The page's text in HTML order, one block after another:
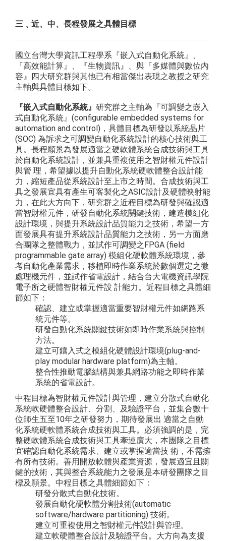
三﹑近、中、長程發展之具體目標
國立台灣大學資訊工程學系『嵌入式自動化系統』、
『高效能計算』、『生物資訊』、與『多媒體與數位內
容』四大研究群與其他已有相當傑出表現之教授之研究
主軸與具體目標如下。
『嵌入式自動化系統』 研究群之主軸為『可調變之嵌入
式自動化系統』(configurable embedded systems for
automation and control)，具體目標為研發以系統晶片
(SOC) 為訴求之可調變自動化系統設計的核心技術與工
具。長程願景為發展適當之硬軟體系統合成技術與工具
於自動化系統設計，並兼具重複使用之智財權元件設計
與管 理，希望據以提升自動化系統硬軟體整合設計能
力，縮短產品從系統設計至上市之時間。合成技術與工
具之發展宜具有產生可客製化之ASIC設計及硬體映射能
力，在此大方向下，研究群之近程目標為研發與確認適
當智財權元件，研發自動化系統關鍵技術，建造模組化
設計環境，與提升系統設計品質能力之技術，希望一方
面發展具有提升系統設計品質能力之技術，另一方面磨
合團隊之整體戰力，並試作可調變之FPGA (field
programmable gate array) 模組化硬軟體系統環境，參
考自動化產業需求，移植即時作業系統於數個選定之微
處理機元件，並試作省電設計，結合台大電機資訊學院
電子所之硬體智財權元件設 計能力。近程目標之具體細
節如下：
確認、建立或掌握適當重要智財權元件如網路系
統元件等。
研發自動化系統關鍵技術如即時作業系統與控制
方法。
建立可鑲入式之模組化硬體設計環境(plug-and-
play modular hardware platform)為主軸。
整合性推動電腦結構與兼具網路功能之即時作業
系統的省電設計。
中程目標為智財權元件設計與管理，建立分散式自動化
系統軟硬體整合設計、分割、及驗證平台，並集合數十
位師生五至10年之研發努力，期待發展出 適當之自動
化系統硬軟體系統合成技術與工具。必須強調的是，完
整硬軟體系統合成技術與工具牽連廣大，本團隊之目標
宜確認自動化系統需求、建立或掌握適當技 術，不需擁
有所有技術。善用開放軟體與產業資源，發展適宜且關
鍵的技術，其與整合系統能力之發展是本研發團隊之目
標及願景。中程目標之具體細節如下：
研發分散式自動化技術。
發展自動化硬軟體分割技術(automatic
software/hardware partitioning) 技術。
建立可重複使用之智財權元件設計與管理。
建立軟硬體整合設計及驗證平台。大方向為支援